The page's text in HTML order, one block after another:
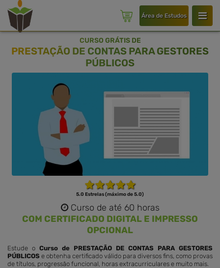
Área de Estudos
CURSO GRÁTIS DE
PRESTAÇÃO DE CONTAS PARA GESTORES
PÚBLICOS
5.0 Estrelas (máximo de 5.0)
Curso de até 60 horas
COM CERTIFICADO DIGITAL E IMPRESSO
OPCIONAL
Estude o Curso de PRESTAÇÃO DE CONTAS PARA GESTORES
PÚBLICOS e obtenha certificado válido para diversos fins, como provas
de títulos, progressão funcional, horas extracurriculares e muito mais.